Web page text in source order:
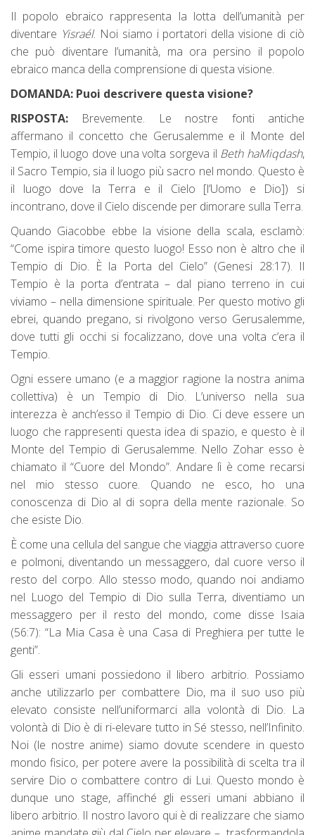
Il popolo ebraico rappresenta la lotta dell’umanità per
diventare Yisraél. Noi siamo i portatori della visione di ciò
che può diventare l’umanità, ma ora persino il popolo
ebraico manca della comprensione di questa visione.
DOMANDA: Puoi descrivere questa visione?
RISPOSTA: Brevemente. Le nostre fonti antiche
affermano il concetto che Gerusalemme e il Monte del
Tempio, il luogo dove una volta sorgeva il Beth haMiqdash,
il Sacro Tempio, sia il luogo più sacro nel mondo. Questo è
il luogo dove la Terra e il Cielo [l’Uomo e Dio]) si
incontrano, dove il Cielo discende per dimorare sulla Terra.
Quando Giacobbe ebbe la visione della scala, esclamò:
“Come ispira timore questo luogo! Esso non è altro che il
Tempio di Dio. È la Porta del Cielo” (Genesi 28:17). Il
Tempio è la porta d’entrata – dal piano terreno in cui
viviamo – nella dimensione spirituale. Per questo motivo gli
ebrei, quando pregano, si rivolgono verso Gerusalemme,
dove tutti gli occhi si focalizzano, dove una volta c’era il
Tempio.
Ogni essere umano (e a maggior ragione la nostra anima
collettiva) è un Tempio di Dio. L’universo nella sua
interezza è anch’esso il Tempio di Dio. Ci deve essere un
luogo che rappresenti questa idea di spazio, e questo è il
Monte del Tempio di Gerusalemme. Nello Zohar esso è
chiamato il “Cuore del Mondo”. Andare lì è come recarsi
nel mio stesso cuore. Quando ne esco, ho una
conoscenza di Dio al di sopra della mente razionale. So
che esiste Dio.
È come una cellula del sangue che viaggia attraverso cuore
e polmoni, diventando un messaggero, dal cuore verso il
resto del corpo. Allo stesso modo, quando noi andiamo
nel Luogo del Tempio di Dio sulla Terra, diventiamo un
messaggero per il resto del mondo, come disse Isaia
(56:7): “La Mia Casa è una Casa di Preghiera per tutte le
genti”.
Gli esseri umani possiedono il libero arbitrio. Possiamo
anche utilizzarlo per combattere Dio, ma il suo uso più
elevato consiste nell’uniformarci alla volontà di Dio. La
volontà di Dio è di ri-elevare tutto in Sé stesso, nell’Infinito.
Noi (le nostre anime) siamo dovute scendere in questo
mondo fisico, per potere avere la possibilità di scelta tra il
servire Dio o combattere contro di Lui. Questo mondo è
dunque uno stage, affinché gli esseri umani abbiano il
libero arbitrio. Il nostro lavoro qui è di realizzare che siamo